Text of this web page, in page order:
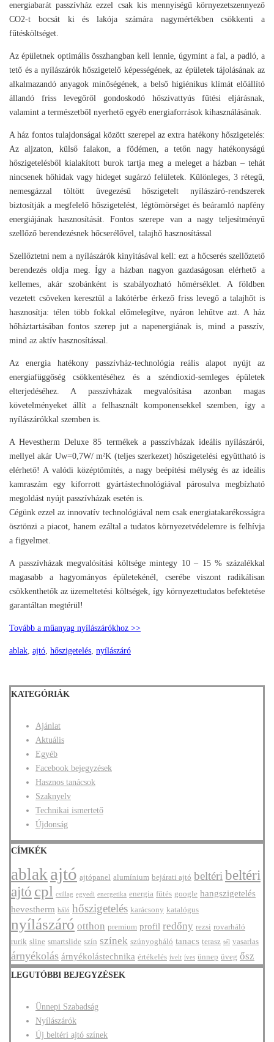
energiabarát passzívház ezzel csak kis mennyiségű környezetszennyező
CO2-t bocsát ki és lakója számára nagymértékben csökkenti a
fűtésköltséget.
Az épületnek optimális összhangban kell lennie, úgymint a fal, a padló, a
tető és a nyílászárók hőszigetelő képességének, az épületek tájolásának az
alkalmazandó anyagok minőségének, a belső higiénikus klímát előállító
állandó friss levegőről gondoskodó hőszivattyús fűtési eljárásnak,
valamint a természetből nyerhető egyéb energiaforrások kihasználásának.
A ház fontos tulajdonságai között szerepel az extra hatékony hőszigetelés:
Az aljzaton, külső falakon, a födémen, a tetőn nagy hatékonyságú
hőszigetelésből kialakított burok tartja meg a meleget a házban – tehát
nincsenek hőhidak vagy hideget sugárzó felületek. Különleges, 3 rétegű,
nemesgázzal töltött üvegezésű hőszigetelt nyílászáró-rendszerek
biztosítják a megfelelő hőszigetelést, légtömörséget és beáramló napfény
energiájának hasznosítását. Fontos szerepe van a nagy teljesítményű
szellőző berendezésnek hőcserélővel, talajhő hasznosítással
Szellőztetni nem a nyílászárók kinyitásával kell: ezt a hőcserés szellőztető
berendezés oldja meg. Így a házban nagyon gazdaságosan elérhető a
kellemes, akár szobánként is szabályozható hőmérséklet. A földben
vezetett csöveken keresztül a lakótérbe érkező friss levegő a talajhőt is
hasznosítja: télen több fokkal előmelegítve, nyáron lehűtve azt. A ház
hőháztartásában fontos szerep jut a napenergiának is, mind a passzív,
mind az aktív hasznosítással.
Az energia hatékony passzívház-technológia reális alapot nyújt az
energiafüggőség csökkentéséhez és a széndioxid-semleges épületek
elterjedéséhez. A passzívházak megvalósítása azonban magas
követelményeket állít a felhasznált komponensekkel szemben, így a
nyílászárókkal szemben is.
A Hevestherm Deluxe 85 termékek a passzívházak ideális nyílászárói,
mellyel akár Uw=0,7W/ m²K (teljes szerkezet) hőszigetelési együttható is
elérhető! A valódi középtömítés, a nagy beépítési mélység és az ideális
kamraszám egy kiforrott gyártástechnológiával párosulva megbízható
megoldást nyújt passzívházak esetén is.
Cégünk ezzel az innovatív technológiával nem csak energiatakarékosságra
ösztönzi a piacot, hanem ezáltal a tudatos környezetvédelemre is felhívja
a figyelmet.
A passzívházak megvalósítási költsége mintegy 10 – 15 % százalékkal
magasabb a hagyományos épületekénél, cserébe viszont radikálisan
csökkenthetők az üzemeltetési költségek, így környezettudatos befektetése
garantáltan megtérül!
Tovább a műanyag nyílászárókhoz >>
ablak, ajtó, hőszigetelés, nyílászáró
KATEGÓRIÁK
Ajánlat
Aktuális
Egyéb
Facebook bejegyzések
Hasznos tanácsok
Szaknyelv
Technikai ismertető
Újdonság
CÍMKÉK
ablakajtó ajtópanel alumínium bejárati ajtó beltéri beltéri
ajtó cpl csillag egyedi energetika energia fűtés google hangszigetelés
hevestherm háló hőszigetelés karácsony katalógus
nyílászáró otthon premium profil redőny rezsi rovarháló
rurik sline smartslide szín színek szúnyogháló tanacs terasz tél vasarlas
árnyékolás árnyékolástechnika értékelés ívelt íves ünnep üveg ősz
LEGUTÓBBI BEJEGYZÉSEK
Ünnepi Szabadság
Nyílászárók
Új beltéri ajtó színek